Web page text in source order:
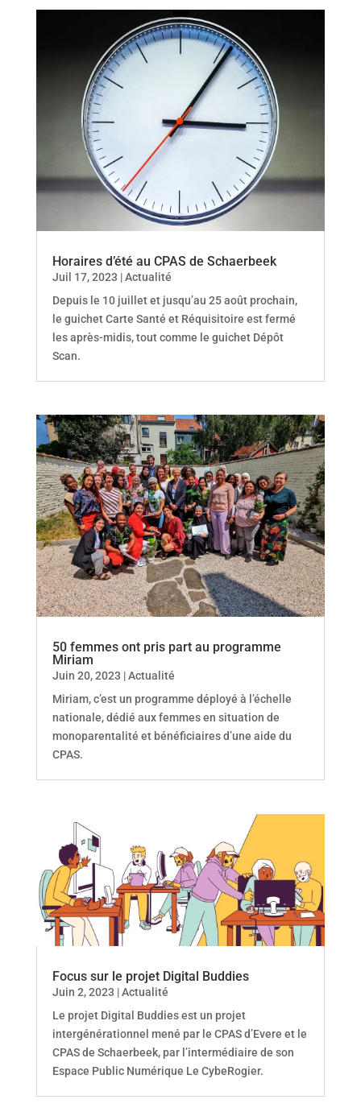
Horaires d’été au CPAS de Schaerbeek
Juil 17, 2023 |Actualité
Depuis le 10 juillet et jusqu’au 25 août prochain,
le guichet Carte Santé et Réquisitoire est fermé
les après-midis, tout comme le guichet Dépôt
Scan.
50 femmes ont pris part au programme
Miriam
Juin 20, 2023 |Actualité
Miriam, c’est un programme déployé à l’échelle
nationale, dédié aux femmes en situation de
monoparentalité et bénéficiaires d’une aide du
CPAS.
Focus sur le projet Digital Buddies
Juin 2, 2023 |Actualité
Le projet Digital Buddies est un projet
intergénérationnel mené par le CPAS d’Evere et le
CPAS de Schaerbeek, par l’intermédiaire de son
Espace Public Numérique Le CybeRogier.